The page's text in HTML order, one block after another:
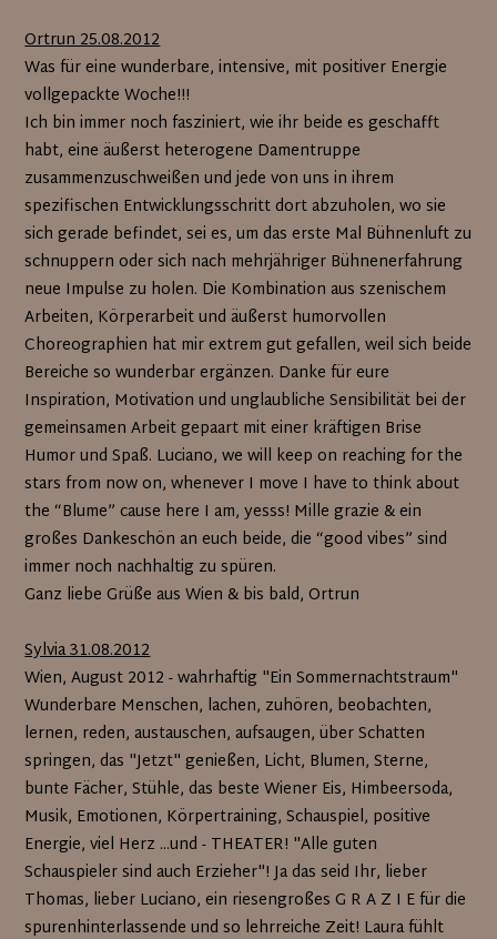
Ortrun 25.08.2012
Was für eine wunderbare, intensive, mit positiver Energie
vollgepackte Woche!!!
Ich bin immer noch fasziniert, wie ihr beide es geschafft
habt, eine äußerst heterogene Damentruppe
zusammenzuschweißen und jede von uns in ihrem
spezifischen Entwicklungsschritt dort abzuholen, wo sie
sich gerade befindet, sei es, um das erste Mal Bühnenluft zu
schnuppern oder sich nach mehrjähriger Bühnenerfahrung
neue Impulse zu holen. Die Kombination aus szenischem
Arbeiten, Körperarbeit und äußerst humorvollen
Choreographien hat mir extrem gut gefallen, weil sich beide
Bereiche so wunderbar ergänzen. Danke für eure
Inspiration, Motivation und unglaubliche Sensibilität bei der
gemeinsamen Arbeit gepaart mit einer kräftigen Brise
Humor und Spaß. Luciano, we will keep on reaching for the
stars from now on, whenever I move I have to think about
the “Blume” cause here I am, yesss! Mille grazie & ein
großes Dankeschön an euch beide, die “good vibes” sind
immer noch nachhaltig zu spüren.
Ganz liebe Grüße aus Wien & bis bald, Ortrun
Sylvia 31.08.2012
Wien, August 2012 - wahrhaftig "Ein Sommernachtstraum"
Wunderbare Menschen, lachen, zuhören, beobachten,
lernen, reden, austauschen, aufsaugen, über Schatten
springen, das "Jetzt" genießen, Licht, Blumen, Sterne,
bunte Fächer, Stühle, das beste Wiener Eis, Himbeersoda,
Musik, Emotionen, Körpertraining, Schauspiel, positive
Energie, viel Herz ...und - THEATER! "Alle guten
Schauspieler sind auch Erzieher"! Ja das seid Ihr, lieber
Thomas, lieber Luciano, ein riesengroßes G R A Z I E für die
spurenhinterlassende und so lehrreiche Zeit! Laura fühlt